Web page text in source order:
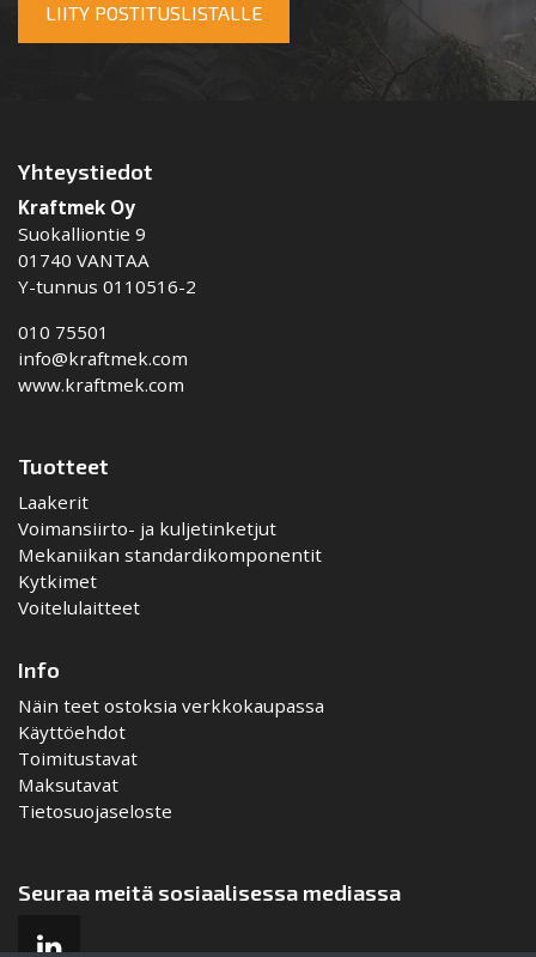
LIITY POSTITUSLISTALLE
Yhteystiedot
Kraftmek Oy
Suokalliontie 9
01740 VANTAA
Y-tunnus 0110516-2
010 75501
info@kraftmek.com
www.kraftmek.com
Tuotteet
Laakerit
Voimansiirto- ja kuljetinketjut
Mekaniikan standardikomponentit
Kytkimet
Voitelulaitteet
Info
Näin teet ostoksia verkkokaupassa
Käyttöehdot
Toimitustavat
Maksutavat
Tietosuojaseloste
Seuraa meitä sosiaalisessa mediassa